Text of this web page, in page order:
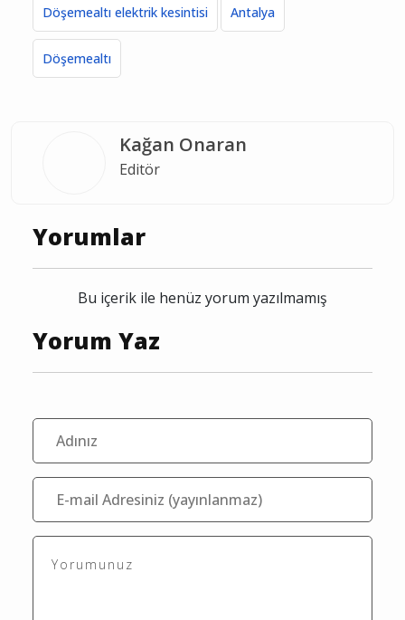
Döşemealtı elektrik kesintisi Antalya
Döşemealtı
Kağan Onaran
Yorumlar
Yorum Yaz